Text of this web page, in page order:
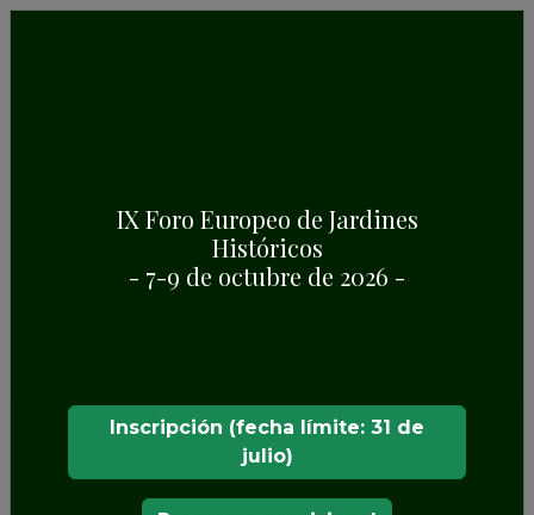
IX Foro Europeo de Jardines
Históricos
- 7-9 de octubre de 2026 -
Inscripción (fecha límite: 31 de
julio)